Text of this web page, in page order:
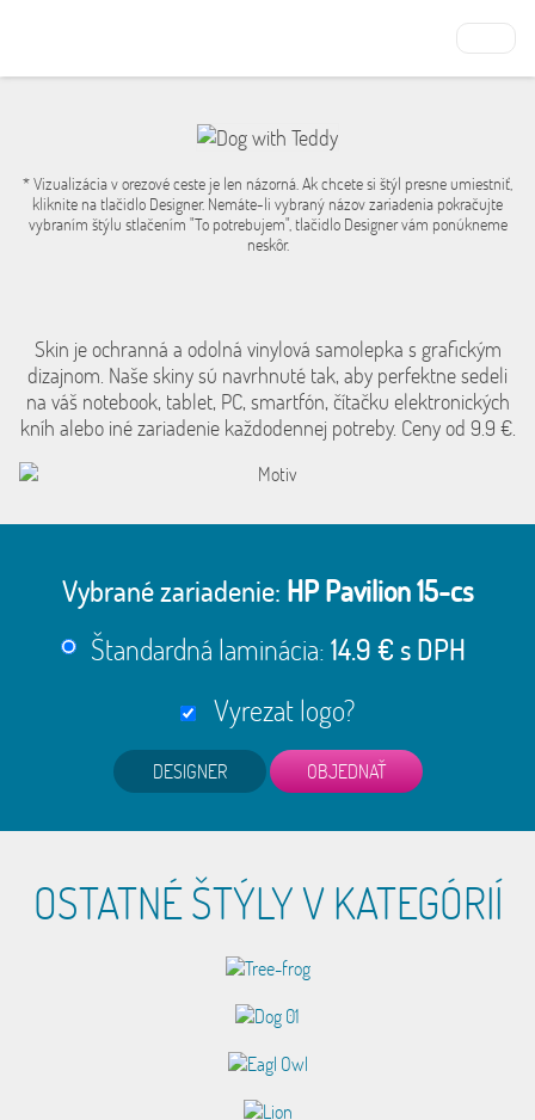
* Vizualizácia v orezové ceste je len názorná. Ak chcete si štýl presne umiestniť,
kliknite na tlačidlo Designer. Nemáte-li vybraný názov zariadenia pokračujte
vybraním štýlu stlačením "To potrebujem", tlačidlo Designer vám ponúkneme
neskôr.
Skin je ochranná a odolná vinylová samolepka s grafickým
dizajnom. Naše skiny sú navrhnuté tak, aby perfektne sedeli
na váš notebook, tablet, PC, smartfón, čítačku elektronických
kníh alebo iné zariadenie každodennej potreby. Ceny od 9.9 €.
Vybrané zariadenie: HP Pavilion 15-cs
Štandardná laminácia:14.9 € s DPH
Vyrezat logo?
DESIGNER
OSTATNÉ ŠTÝLY V KATEGÓRIÍ